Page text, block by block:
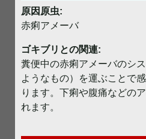
原因原虫:
赤痢アメーバ
ゴキブリとの関連:
糞便中の赤痢アメーバのシ
ようなもの）を運ぶことで
ります。下痢や腹痛などの
れます。